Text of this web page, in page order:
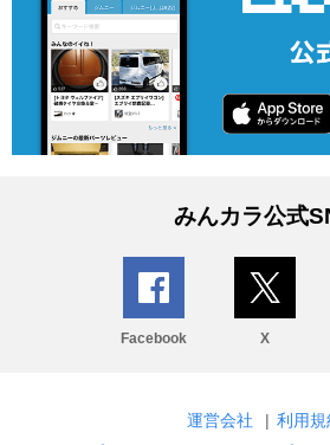
みんカラ公式
Facebook X
運営会社 | 利用規